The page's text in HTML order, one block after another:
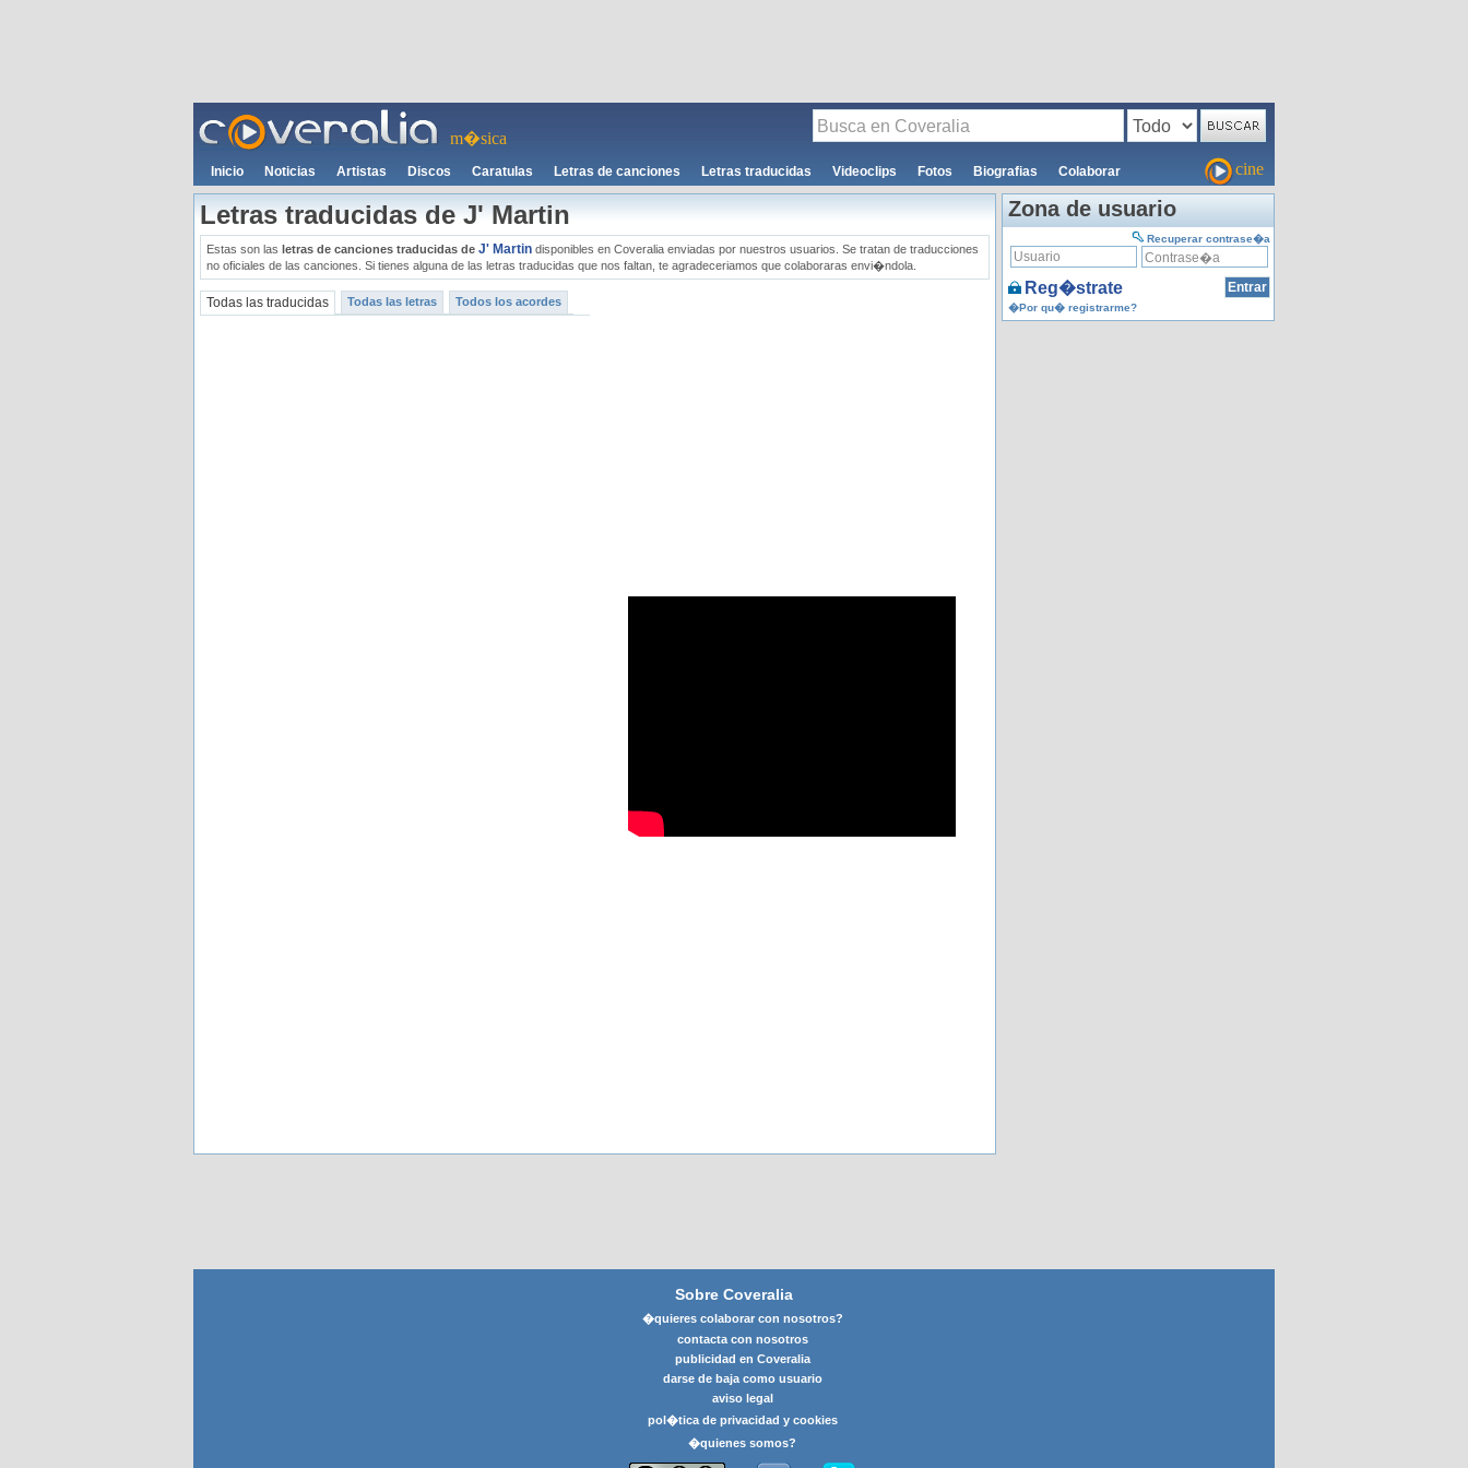
m�sica
Inicio Noticias Artistas Discos Caratulas Letras de canciones Letras traducidas Videoclips Fotos Biografias Colaborar cine
Letras traducidas de J' Martin
Estas son las letras de canciones traducidas de J' Martin disponibles en Coveralia enviadas por nuestros usuarios. Se tratan de traducciones
no oficiales de las canciones. Si tienes alguna de las letras traducidas que nos faltan, te agradeceriamos que colaboraras envi�ndola.
Todas las traducidas Todas las letras Todos los acordes
Zona de usuario
Recuperar contrase�a
Reg�strate
�Por qu� registrarme?
Sobre Coveralia
�quieres colaborar con nosotros?
contacta con nosotros
publicidad en Coveralia
darse de baja como usuario
aviso legal
pol�tica de privacidad y cookies
�quienes somos?